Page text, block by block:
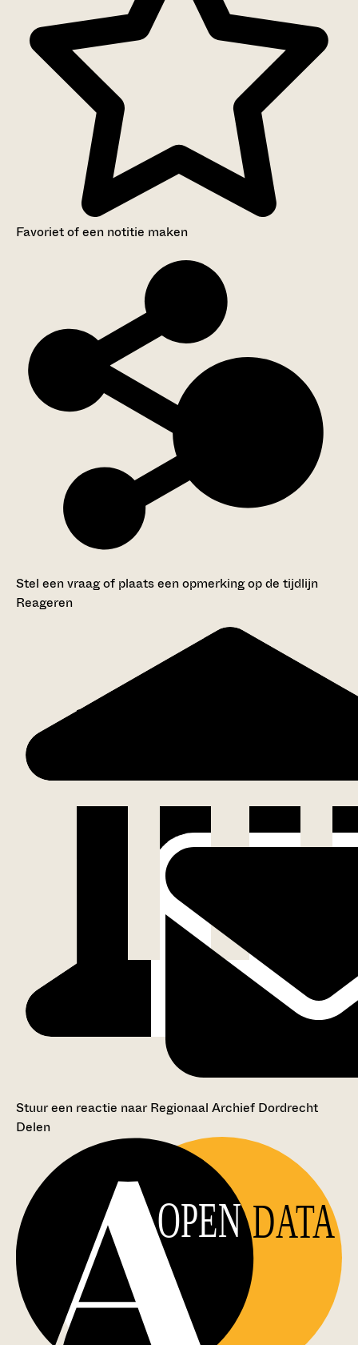
Favoriet of een notitie maken
Stel een vraag of plaats een opmerking op de tijdlijn
Reageren
Stuur een reactie naar Regionaal Archief Dordrecht
Delen
OPEN DATA